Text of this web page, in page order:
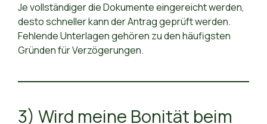
Je vollständiger die Dokumente eingereicht werden,
desto schneller kann der Antrag geprüft werden.
Fehlende Unterlagen gehören zu den häufigsten
Gründen für Verzögerungen.
3) Wird meine Bonität beim